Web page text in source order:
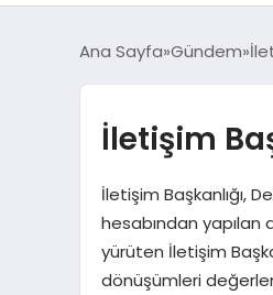
Ana Sayfa Gündem
İletişim
İletişim Başkanlığı,
hesabından yapılan
yürüten İletişim
dönüşümleri